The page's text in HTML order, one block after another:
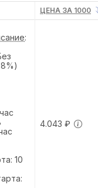
ЦЕНА ЗА 1000
:
10
4.043 ₽